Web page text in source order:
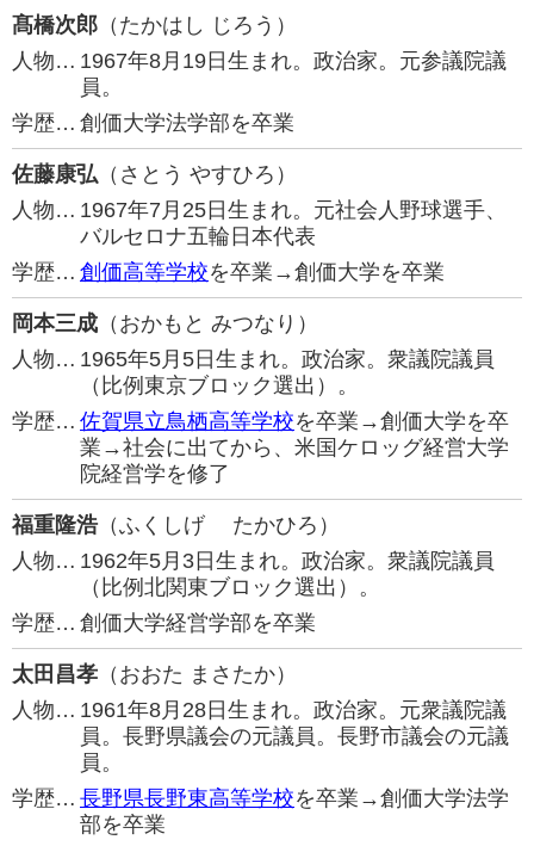
髙橋次郎 （たかはし じろう）
人物… 1967年8月19日生まれ。政治家。元参議院議
員。
学歴… 創価大学法学部を卒業
佐藤康弘 （さとう やすひろ）
人物… 1967年7月25日生まれ。元社会人野球選手、
バルセロナ五輪日本代表
学歴… 創価高等学校を卒業→創価大学を卒業
岡本三成 （おかもと みつなり）
人物… 1965年5月5日生まれ。政治家。衆議院議員
（比例東京ブロック選出）。
学歴… 佐賀県立鳥栖高等学校を卒業→創価大学を卒
業→社会に出てから、米国ケロッグ経営大学
院経営学を修了
福重隆浩（ふくしげ たかひろ）
人物… 1962年5月3日生まれ。政治家。衆議院議員
（比例北関東ブロック選出）。
学歴… 創価大学経営学部を卒業
太田昌孝 （おおた まさたか）
人物… 1961年8月28日生まれ。政治家。元衆議院議
員。長野県議会の元議員。長野市議会の元議
員。
学歴… 長野県長野東高等学校を卒業→創価大学法学
部を卒業